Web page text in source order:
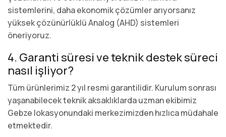
sistemlerini, daha ekonomik çözümler arıyorsanız
yüksek çözünürlüklü Analog (AHD) sistemleri
öneriyoruz.
4. Garanti süresi ve teknik destek süreci
nasıl işliyor?
Tüm ürünlerimiz 2 yıl resmi garantilidir. Kurulum sonrası
yaşanabilecek teknik aksaklıklarda uzman ekibimiz
Gebze lokasyonundaki merkezimizden hızlıca müdahale
etmektedir.